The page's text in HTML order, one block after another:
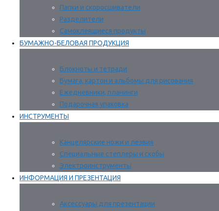
Папки и скоросшиватели
Разделители
Самоклеящиеся продукты
БУМАЖНО-БЕЛОВАЯ ПРОДУКЦИЯ
Блокноты и тетради
Бумага, картон и альбомы для рисования
Ежедневники, планинги
Подарочная упаковка
ИНСТРУМЕНТЫ
Канцелярские ножи и лезвия
Специальные степлеры и скобы
Электроинструменты
ИНФОРМАЦИЯ И ПРЕЗЕНТАЦИЯ
Аксессуары для презентации